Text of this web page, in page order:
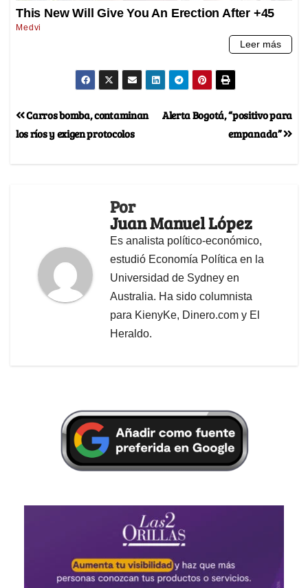
Alerta Bogotá, “positivo para
empanada”
Carros bomba, contaminan
los ríos y exigen protocolos
Por
Juan Manuel López
Es analista político-económico,
estudió Economía Política en la
Universidad de Sydney en
Australia. Ha sido columnista
para KienyKe, Dinero.com y El
Heraldo.